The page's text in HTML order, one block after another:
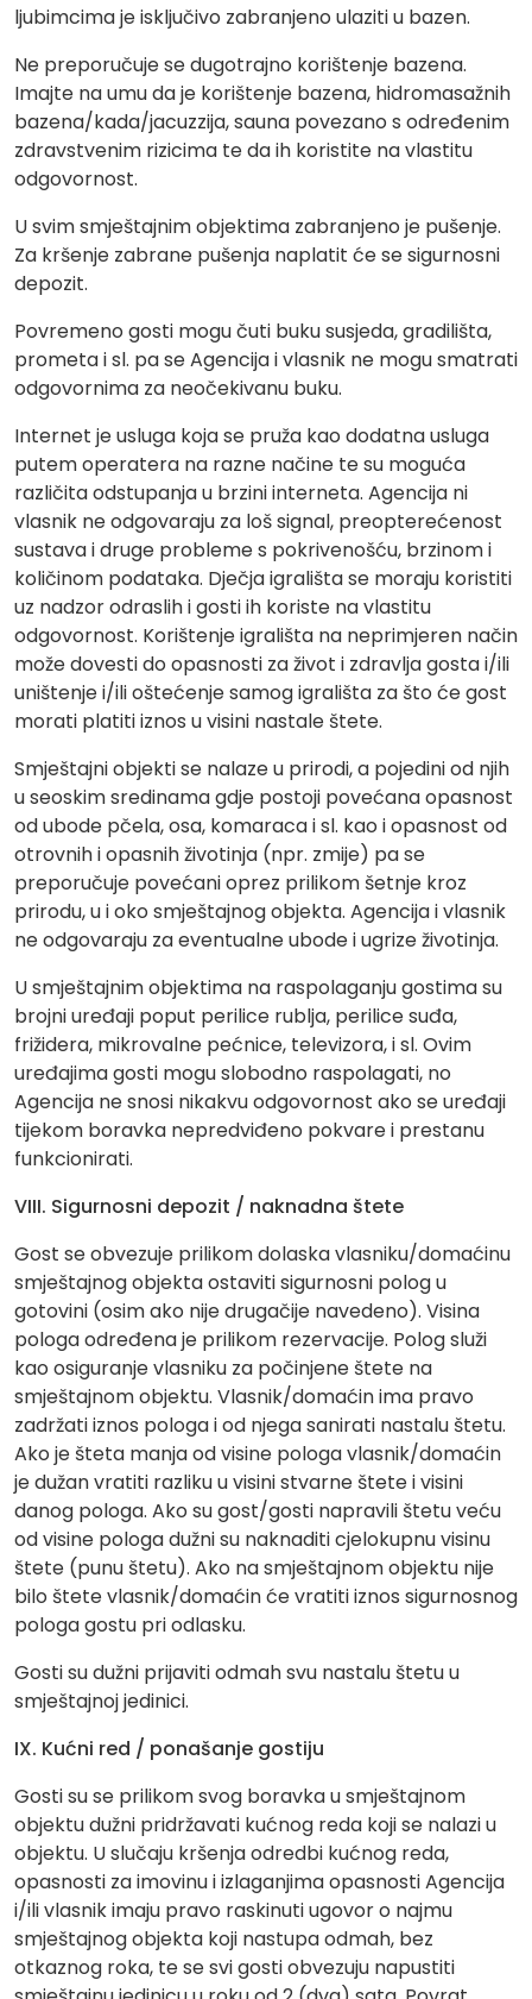
ljubimcima je isključivo zabranjeno ulaziti u bazen.
Ne preporučuje se dugotrajno korištenje bazena.
Imajte na umu da je korištenje bazena, hidromasažnih
bazena/kada/jacuzzija, sauna povezano s određenim
zdravstvenim rizicima te da ih koristite na vlastitu
odgovornost.
U svim smještajnim objektima zabranjeno je pušenje.
Za kršenje zabrane pušenja naplatit će se sigurnosni
depozit.
Povremeno gosti mogu čuti buku susjeda, gradilišta,
prometa i sl. pa se Agencija i vlasnik ne mogu smatrati
odgovornima za neočekivanu buku.
Internet je usluga koja se pruža kao dodatna usluga
putem operatera na razne načine te su moguća
različita odstupanja u brzini interneta. Agencija ni
vlasnik ne odgovaraju za loš signal, preopterećenost
sustava i druge probleme s pokrivenošću, brzinom i
količinom podataka. Dječja igrališta se moraju koristiti
uz nadzor odraslih i gosti ih koriste na vlastitu
odgovornost. Korištenje igrališta na neprimjeren način
može dovesti do opasnosti za život i zdravlja gosta i/ili
uništenje i/ili oštećenje samog igrališta za što će gost
morati platiti iznos u visini nastale štete.
Smještajni objekti se nalaze u prirodi, a pojedini od njih
u seoskim sredinama gdje postoji povećana opasnost
od ubode pčela, osa, komaraca i sl. kao i opasnost od
otrovnih i opasnih životinja (npr. zmije) pa se
preporučuje povećani oprez prilikom šetnje kroz
prirodu, u i oko smještajnog objekta. Agencija i vlasnik
ne odgovaraju za eventualne ubode i ugrize životinja.
U smještajnim objektima na raspolaganju gostima su
brojni uređaji poput perilice rublja, perilice suđa,
frižidera, mikrovalne pećnice, televizora, i sl. Ovim
uređajima gosti mogu slobodno raspolagati, no
Agencija ne snosi nikakvu odgovornost ako se uređaji
tijekom boravka nepredviđeno pokvare i prestanu
funkcionirati.
VIII. Sigurnosni depozit / naknadna štete
Gost se obvezuje prilikom dolaska vlasniku/domaćinu
smještajnog objekta ostaviti sigurnosni polog u
gotovini (osim ako nije drugačije navedeno). Visina
pologa određena je prilikom rezervacije. Polog služi
kao osiguranje vlasniku za počinjene štete na
smještajnom objektu. Vlasnik/domaćin ima pravo
zadržati iznos pologa i od njega sanirati nastalu štetu.
Ako je šteta manja od visine pologa vlasnik/domaćin
je dužan vratiti razliku u visini stvarne štete i visini
danog pologa. Ako su gost/gosti napravili štetu veću
od visine pologa dužni su naknaditi cjelokupnu visinu
štete (punu štetu). Ako na smještajnom objektu nije
bilo štete vlasnik/domaćin će vratiti iznos sigurnosnog
pologa gostu pri odlasku.
Gosti su dužni prijaviti odmah svu nastalu štetu u
smještajnoj jedinici.
IX. Kućni red / ponašanje gostiju
Gosti su se prilikom svog boravka u smještajnom
objektu dužni pridržavati kućnog reda koji se nalazi u
objektu. U slučaju kršenja odredbi kućnog reda,
opasnosti za imovinu i izlaganjima opasnosti Agencija
i/ili vlasnik imaju pravo raskinuti ugovor o najmu
smještajnog objekta koji nastupa odmah, bez
otkaznog roka, te se svi gosti obvezuju napustiti